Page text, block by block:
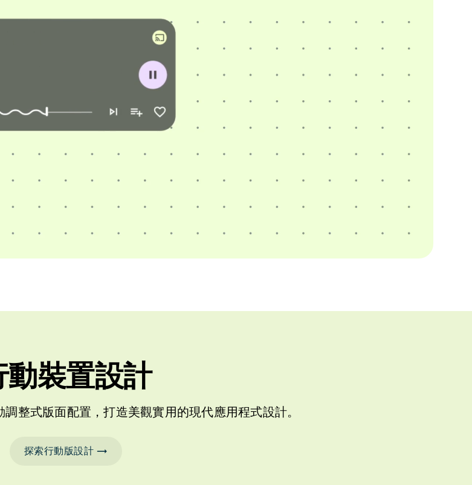
動裝置設計
整式版面配置，打造美觀實用的現代應用程式設計。
探索行動版設計 →